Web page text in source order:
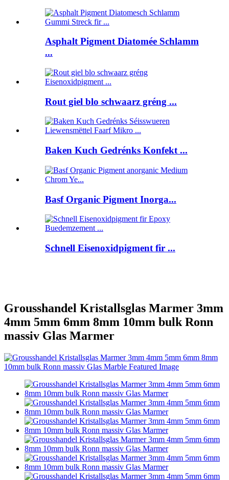
Asphalt Pigment Diatomée Schlamm
...
Rout giel blo schwaarz gréng ...
Baken Kuch Gedrénks Konfekt ...
Basf Organic Pigment Inorga...
Schnell Eisenoxidpigment fir ...
Grousshandel Kristallsglas Marmer 3mm
4mm 5mm 6mm 8mm 10mm bulk Ronn
massiv Glas Marmer